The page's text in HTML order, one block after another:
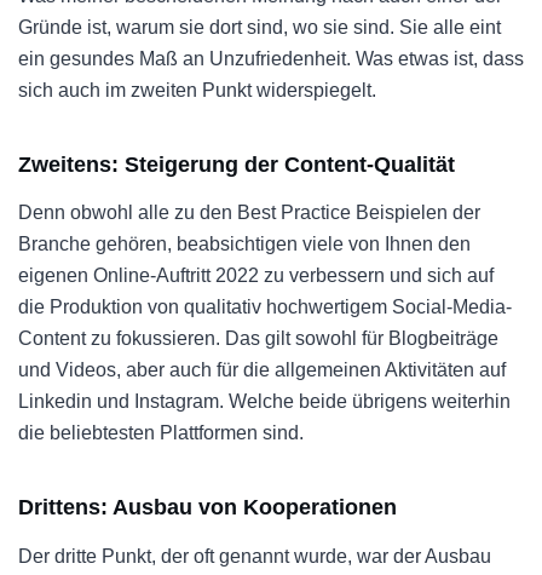
Gründe ist, warum sie dort sind, wo sie sind. Sie alle eint
ein gesundes Maß an Unzufriedenheit. Was etwas ist, dass
sich auch im zweiten Punkt widerspiegelt.
Zweitens: Steigerung der Content-Qualität
Denn obwohl alle zu den Best Practice Beispielen der
Branche gehören, beabsichtigen viele von Ihnen den
eigenen Online-Auftritt 2022 zu verbessern und sich auf
die Produktion von qualitativ hochwertigem Social-Media-
Content zu fokussieren. Das gilt sowohl für Blogbeiträge
und Videos, aber auch für die allgemeinen Aktivitäten auf
Linkedin und Instagram. Welche beide übrigens weiterhin
die beliebtesten Plattformen sind.
Drittens: Ausbau von Kooperationen
Der dritte Punkt, der oft genannt wurde, war der Ausbau